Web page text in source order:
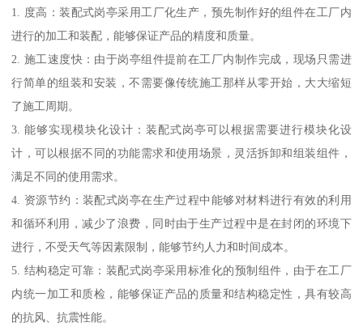
1. 度高：装配式岗亭采用工厂化生产，预先制作好的组件在工厂内
进行的加工和装配，能够保证产品的精度和质量。
2. 施工速度快：由于岗亭组件提前在工厂内制作完成，现场只需进
行简单的组装和安装，不需要像传统施工那样从零开始，大大缩短
了施工周期。
3. 能够实现模块化设计：装配式岗亭可以根据需要进行模块化设
计，可以根据不同的功能需求和使用场景，灵活拆卸和组装组件，
满足不同的使用需求。
4. 资源节约：装配式岗亭在生产过程中能够对材料进行有效的利用
和循环利用，减少了浪费，同时由于生产过程中是在封闭的环境下
进行，不受天气等因素限制，能够节约人力和时间成本。
5. 结构稳定可靠：装配式岗亭采用标准化的预制组件，由于在工厂
内统一加工和质检，能够保证产品的质量和结构稳定性，具有较高
的抗风、抗震性能。